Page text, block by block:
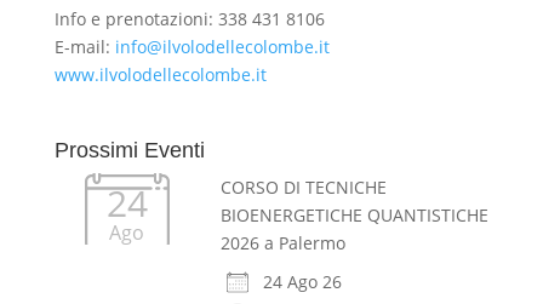
Info e prenotazioni: 338 431 8106
E-mail: info@ilvolodellecolombe.it
www.ilvolodellecolombe.it
Prossimi Eventi
24
Ago
CORSO DI TECNICHE
BIOENERGETICHE QUANTISTICHE
2026 a Palermo
24 Ago 26